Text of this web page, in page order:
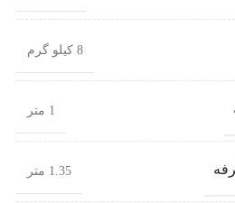
8 کیلو گرم
1 متر
1.35 متر